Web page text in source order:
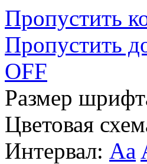
Пропустить
Пропустить
OFF
Размер
Цветовая
Интервал: Aa